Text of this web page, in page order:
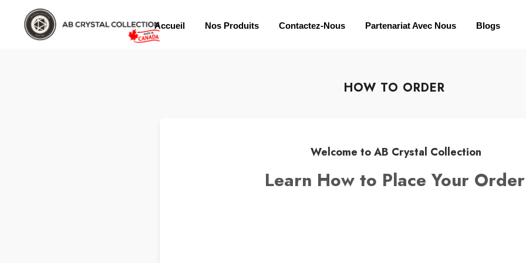
Accueil Nos Produits Contactez-Nous Partenariat Avec Nous Blogs
HOW TO ORDER
Welcome to AB Crystal Collection
Learn How to Place Your Order